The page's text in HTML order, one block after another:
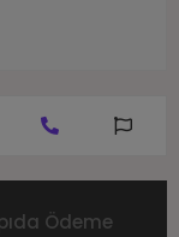
Ödeme